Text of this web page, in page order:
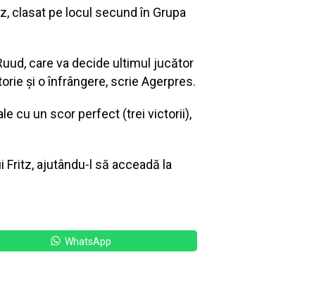
clasat pe locul secund în Grupa
care va decide ultimul jucător
și o înfrângere, scrie Agerpres.
cu un scor perfect (trei victorii),
Fritz, ajutându-l să acceadă la
WhatsApp